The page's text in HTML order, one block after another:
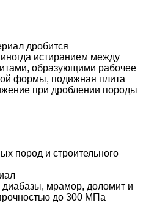
дробится
истиранием между
образующими рабочее
формы, подижная плита
при дроблении породы
пород и строительного
диабазы, мрамор, доломит и
до 300 МПа